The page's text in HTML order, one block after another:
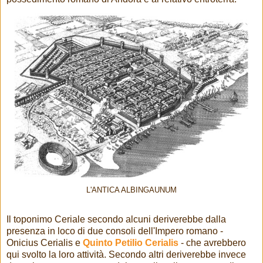
L'ANTICA ALBINGAUNUM
Il toponimo Ceriale secondo alcuni deriverebbe dalla
presenza in loco di due consoli dell'Impero romano -
Onicius Cerialis e Quinto Petilio Cerialis - che avrebbero
qui svolto la loro attività. Secondo altri deriverebbe invece